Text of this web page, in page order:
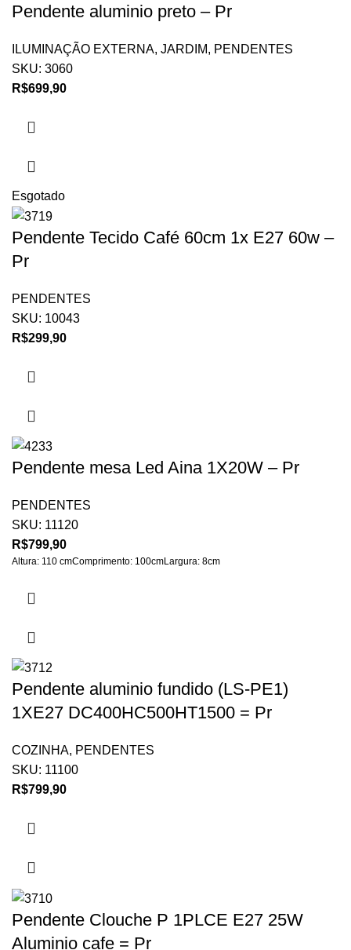
Pendente aluminio preto – Pr
ILUMINAÇÃO EXTERNA, JARDIM, PENDENTES
SKU: 3060
R$699,90
Esgotado
Pendente Tecido Café 60cm 1x E27 60w –
Pr
PENDENTES
SKU: 10043
R$299,90
Pendente mesa Led Aina 1X20W – Pr
PENDENTES
SKU: 11120
R$799,90
Altura: 110 cmComprimento: 100cmLargura: 8cm
Pendente aluminio fundido (LS-PE1)
1XE27 DC400HC500HT1500 = Pr
COZINHA, PENDENTES
SKU: 11100
R$799,90
Pendente Clouche P 1PLCE E27 25W
Aluminio cafe = Pr